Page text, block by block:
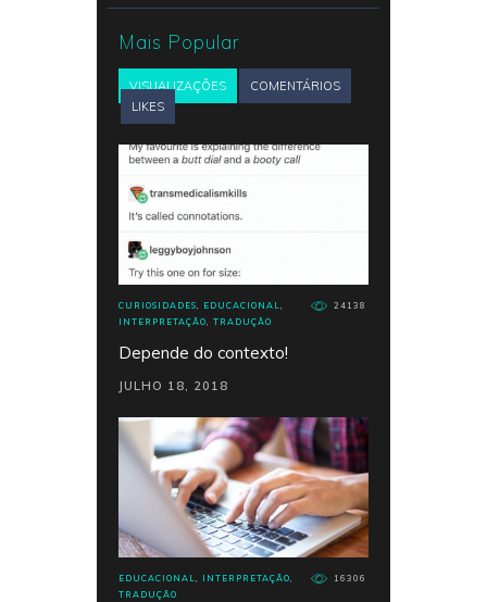
Mais Popular
VISUALIZAÇÕES
COMENTÁRIOS
LIKES
CURIOSIDADES, EDUCACIONAL,
INTERPRETAÇÃO, TRADUÇÃO
24138
Depende do contexto!
JULHO 18, 2018
EDUCACIONAL, INTERPRETAÇÃO,
TRADUÇÃO
16306